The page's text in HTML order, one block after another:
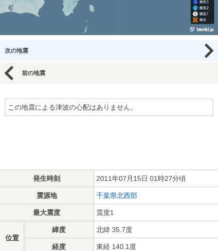
次の地震
前の地震
この地震による津波の心配はありません。
発生時刻 2011年07月15日 01時27分頃
震源地 千葉県北西部
最大震度 震度1
位置
緯度 北緯 35.7度
経度 東経 140.1度